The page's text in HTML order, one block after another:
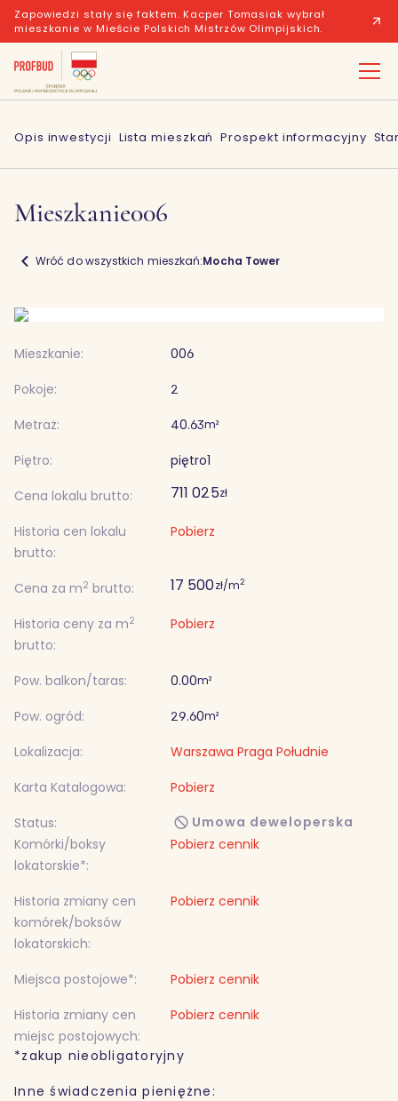
Zapowiedzi stały się faktem. Kacper Tomasiak wybrał
mieszkanie w Mieście Polskich Mistrzów Olimpijskich.
Opis inwestycji Lista mieszkań Prospekt informacyjny
Mieszkanie006
Wróć do wszystkich mieszkań:Mocha Tower
Mieszkanie:
006
Pokoje:
2
Metraż:
40.63m²
Piętro: piętro1
Cena lokalu brutto:
711 025zł
Historia cen lokalu
brutto:
Pobierz
Cena za m2 brutto: 17 500zł/m2
Historia ceny za m2
brutto:
Pobierz
Pow. balkon/taras: 0.00m²
Pow. ogród: 29.60m²
Lokalizacja:
Warszawa Praga Południe
Karta Katalogowa:
Pobierz
Status:
Umowa deweloperska
Komórki/boksy
lokatorskie*:
Pobierz cennik
Historia zmiany cen
komórek/boksów
lokatorskich:
Pobierz cennik
Miejsca postojowe*:
Pobierz cennik
Historia zmiany cen
miejsc postojowych:
Pobierz cennik
*zakup nieobligatoryjny
Inne świadczenia pieniężne: